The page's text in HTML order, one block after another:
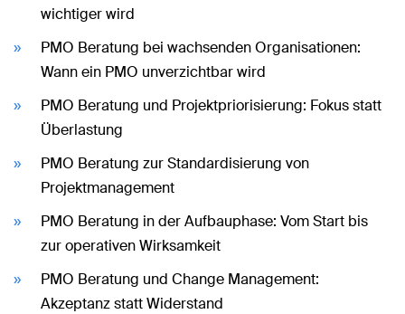
wichtiger wird
PMO Beratung bei wachsenden Organisationen:
Wann ein PMO unverzichtbar wird
PMO Beratung und Projektpriorisierung: Fokus statt
Überlastung
PMO Beratung zur Standardisierung von
Projektmanagement
PMO Beratung in der Aufbauphase: Vom Start bis
zur operativen Wirksamkeit
PMO Beratung und Change Management:
Akzeptanz statt Widerstand